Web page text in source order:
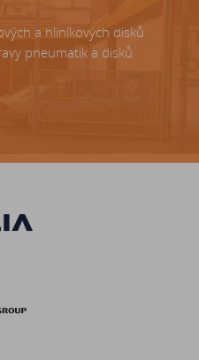
a hliníkových disků
pneumatik a disků